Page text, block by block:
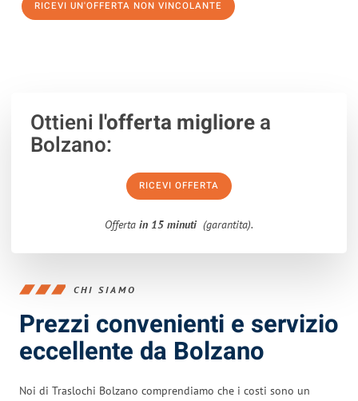
RICEVI UN'OFFERTA NON VINCOLANTE
Ottieni l'offerta migliorea
Bolzano:
RICEVI OFFERTA
Offerta in 15 minuti (garantita).
CHI SIAMO
Prezzi convenienti e servizio
eccellente da Bolzano
Noi di Traslochi Bolzano comprendiamo che i costi sono un